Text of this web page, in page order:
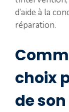
d’aide à la
réparation.
choix
de